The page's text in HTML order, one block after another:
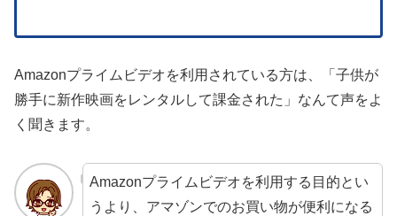
Amazonプライムビデオを利用されている方は、「子供が
勝手に新作映画をレンタルして課金された」なんて声をよ
く聞きます。
Amazonプライムビデオを利用する目的とい
うより、アマゾンでのお買い物が便利になる